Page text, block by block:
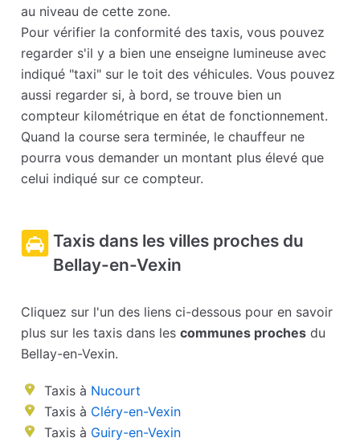
au niveau de cette zone.
Pour vérifier la conformité des taxis, vous pouvez
regarder s'il y a bien une enseigne lumineuse avec
indiqué "taxi" sur le toit des véhicules. Vous pouvez
aussi regarder si, à bord, se trouve bien un
compteur kilométrique en état de fonctionnement.
Quand la course sera terminée, le chauffeur ne
pourra vous demander un montant plus élevé que
celui indiqué sur ce compteur.
Taxis dans les villes proches du
Bellay-en-Vexin
Cliquez sur l'un des liens ci-dessous pour en savoir
plus sur les taxis dans lescommunes proches du
Bellay-en-Vexin.
Taxis à Nucourt
Taxis à Cléry-en-Vexin
Taxis à Guiry-en-Vexin